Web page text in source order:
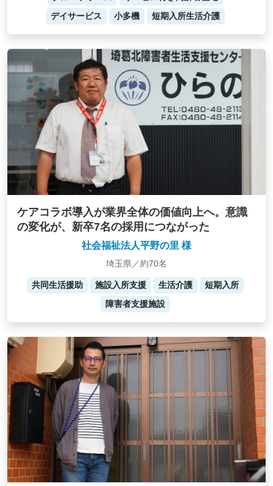
デイサービス
小多機 短期入所生活介護
ケアコラボ導入が業界全体の価値向上へ。意識
の変化が、新卒7名の採用につながった
社会福祉法人平野の里 様
埼玉県／約70名
共同生活援助 施設入所支援 生活介護
短期入所
障害者支援施設